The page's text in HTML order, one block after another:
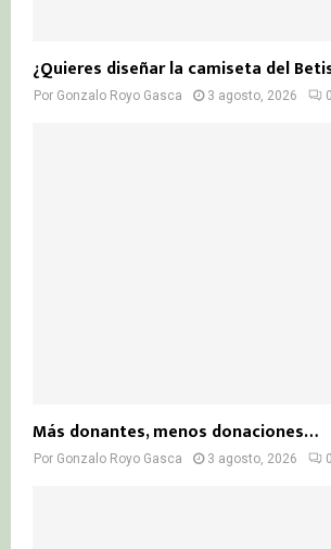
¿Quieres diseñar la camiseta del
Por Gonzalo Royo Gasca 3 agosto, 2026 0
Más donantes, menos donaciones…
Por Gonzalo Royo Gasca 3 agosto, 2026 0